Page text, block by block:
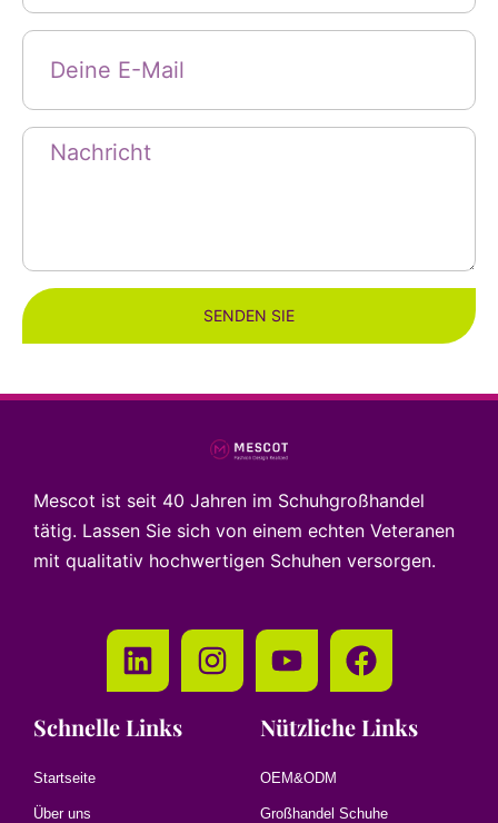
SENDEN SIE
Mescot ist seit 40 Jahren im Schuhgroßhandel
tätig. Lassen Sie sich von einem echten Veteranen
mit qualitativ hochwertigen Schuhen versorgen.
Schnelle Links
Startseite
Über uns
Nützliche Links
OEM&ODM
Großhandel Schuhe